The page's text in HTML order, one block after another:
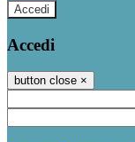
Accedi
Accedi
button close ×